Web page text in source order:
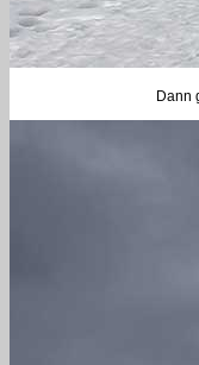
Dann